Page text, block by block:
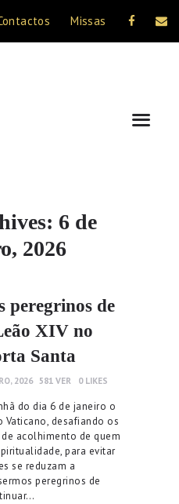
Missas
6 de
2026
peregrinos de
XIV no
Santa
2026 581 VER 0 LIKES
do dia 6 de janeiro o
Vaticano, desafiando os
acolhimento de quem
para evitar
se reduzam a
peregrinos de